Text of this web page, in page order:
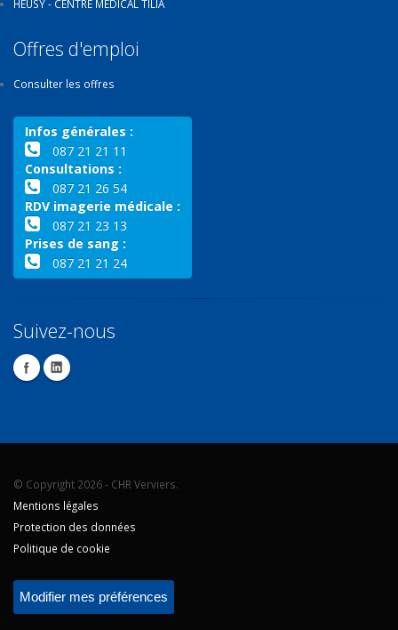
HEUSY - CENTRE MÉDICAL TILIA
Offres d'emploi
Consulter les offres
Infos générales :
087 21 21 11
Consultations :
087 21 26 54
RDV imagerie médicale :
087 21 23 13
Prises de sang :
087 21 21 24
Suivez-nous
© Copyright 2026 - CHR Verviers.
Mentions légales
Protection des données
Politique de cookie
Modifier mes préférences